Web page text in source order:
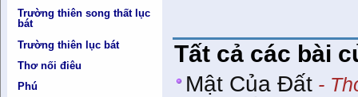
Trường thiên song thất lục
bát
Trường thiên lục bát
Thơ nối điêu
Phú
Tất cả các bài
Mật Của Đất -